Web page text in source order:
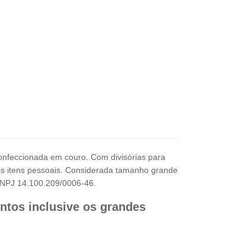
em couro. Com divisórias para
itens pessoais. Considerada tamanho grande
14.100.209/0006-46.
inclusive os grandes